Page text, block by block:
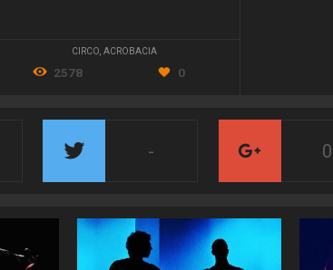
CIRCO,ACROBACIA
2578 0
- 0